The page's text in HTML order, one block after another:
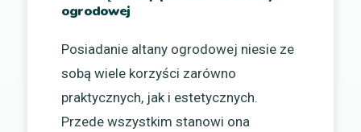
ogrodowej
Posiadanie altany ogrodowej niesie ze
sobą wiele korzyści zarówno
praktycznych, jak i estetycznych.
Przede wszystkim stanowi ona